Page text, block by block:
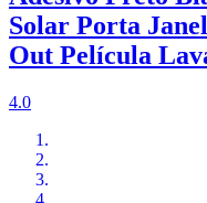
Solar Porta
Out Película
4.0